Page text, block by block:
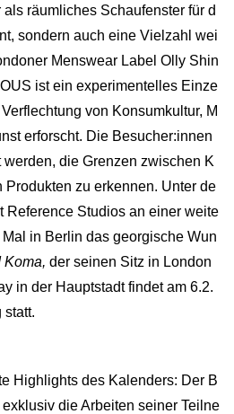
räumliches Schaufenster für d
sondern auch eine Vielzahl wei
Menswear Label Olly Shin
ist ein experimentelles Einze
von Konsumkultur, M
erforscht. Die Besucher:innen
die Grenzen zwischen K
Produkten zu erkennen. Unter de
Reference Studios an einer weite
in Berlin das georgische Wun
Koma, der seinen Sitz in London
in der Hauptstadt findet am 6.2.
statt.
Highlights des Kalenders: Der B
die Arbeiten seiner Teilne